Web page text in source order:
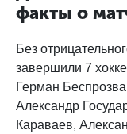
факты о
Без
завершили 7
Герман
Александр
Караваев,